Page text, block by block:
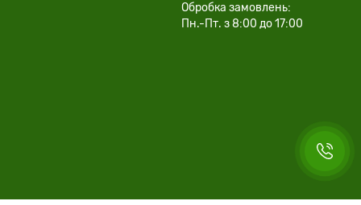
Обробка замовлень:
Пн.-Пт. з 8:00 до 17:00